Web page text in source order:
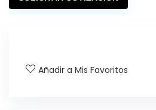
Añadir a Mis Favoritos